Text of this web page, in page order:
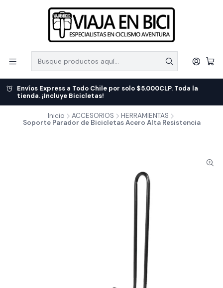
Envíos Express a Todo Chile por solo $5.000CLP. Toda la
tienda. ¡Incluye Bicicletas!
Inicio ACCESORIOS
HERRAMIENTAS
Soporte Parador de Bicicletas Acero Alta Resistencia